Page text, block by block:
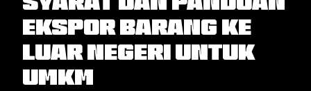
Ekspor Barang Ke
Luar Negeri Untuk
UMKM